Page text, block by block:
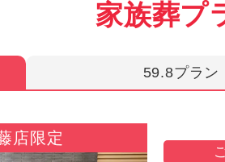
家族葬プ
59.8プラン
店限定